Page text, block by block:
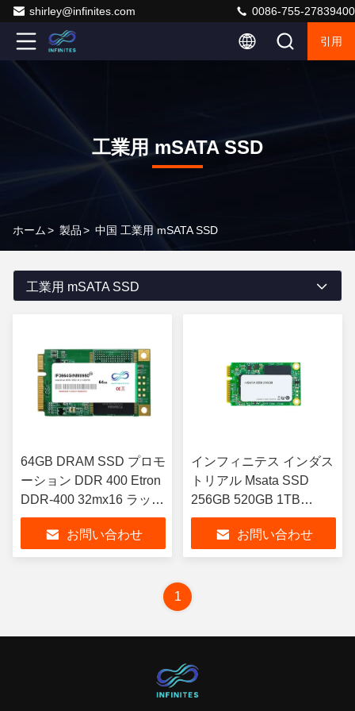
shirley@infinites.com 0086-755-27839400
引用
工業用 mSATA SSD
ホーム> 製品> 中国 工業用 mSATA SSD
工業用 mSATA SSD
64GB DRAM SSD プロモ
ーション DDR 400 Etron
DDR-400 32mx16 ラップ
トップ 内部SSD
お問い合わせ
インフィニテス インダス
トリアル Msata SSD
256GB 520GB 1TB
5900rpm 回転速度
お問い合わせ
1